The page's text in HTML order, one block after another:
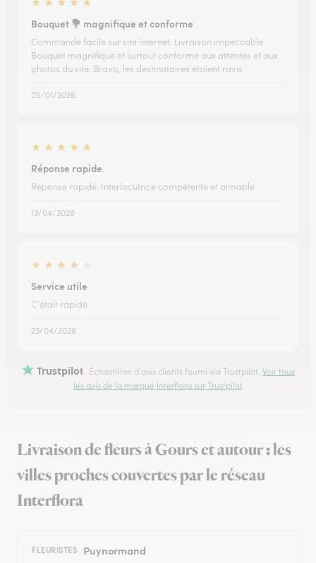
Bouquet 💐 magnifique et conforme
Commande facile sur site internet. Livraison impeccable
Bouquet magnifique et surtout conforme aux attentes et aux
photos du site. Bravo, les destinataires étaient ravis
05/01/2026
★ ★ ★ ★ ★
Réponse rapide.
Réponse rapide. Interlocutrice compétente et aimable
13/04/2026
★ ★ ★ ★
Service utile
C'était rapide
23/04/2026
Trustpilot Échantillon d'avis clients fourni via Trustpilot. Voir tous
les avis de la marque Interflora sur Trustpilot
Livraison de fleurs à Gours et autour : les
villes proches couvertes par le réseau
Interflora
FLEURISTES Puynormand